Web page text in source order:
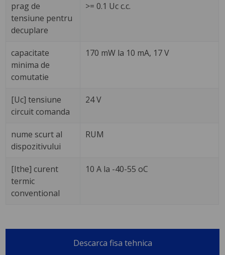
prag de
tensiune pentru
decuplare
>= 0.1 Uc c.c.
capacitate
minima de
comutatie
170 mW la 10 mA, 17 V
[Uc] tensiune
circuit comanda
24 V
nume scurt al
dispozitivului
RUM
[Ithe] curent
termic
conventional
10 A la -40-55 oC
Descarca fisa tehnica